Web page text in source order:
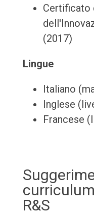
Certificato
(2017)
Lingue
Italiano
Inglese
Francese
R&S